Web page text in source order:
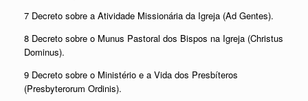
7 Decreto sobre a Atividade Missionária da Igreja (Ad Gentes).
8 Decreto sobre o Munus Pastoral dos Bispos na Igreja (Christus
Dominus).
9 Decreto sobre o Ministério e a Vida dos Presbíteros
(Presbyterorum Ordinis).